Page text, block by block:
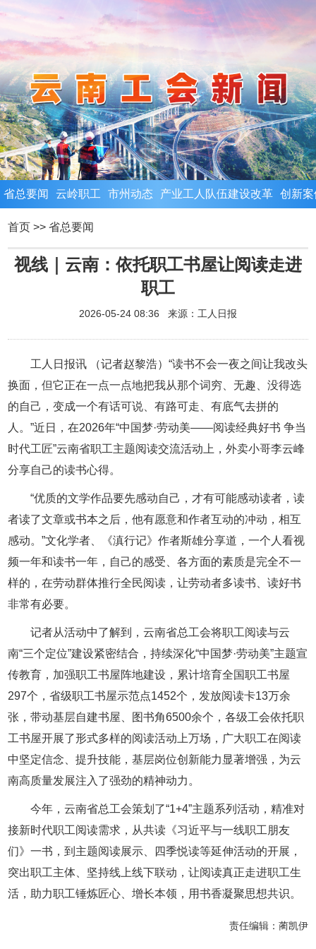
省总要闻 云岭职工 市州动态 产业工人队伍建设改革 创新案
首页 >>省总要闻
视线｜云南：依托职工书屋让阅读走进
职工
2026-05-24 08:36 来源： 工人日报
工人日报讯 （记者赵黎浩）“读书不会一夜之间让我改头
换面，但它正在一点一点地把我从那个词穷、无趣、没得选
的自己，变成一个有话可说、有路可走、有底气去拼的
人。”近日，在2026年“中国梦·劳动美——阅读经典好书 争当
时代工匠”云南省职工主题阅读交流活动上，外卖小哥李云峰
分享自己的读书心得。
“优质的文学作品要先感动自己，才有可能感动读者，读
者读了文章或书本之后，他有愿意和作者互动的冲动，相互
感动。”文化学者、《滇行记》作者斯雄分享道，一个人看视
频一年和读书一年，自己的感受、各方面的素质是完全不一
样的，在劳动群体推行全民阅读，让劳动者多读书、读好书
非常有必要。
记者从活动中了解到，云南省总工会将职工阅读与云
南“三个定位”建设紧密结合，持续深化“中国梦·劳动美”主题宣
传教育，加强职工书屋阵地建设，累计培育全国职工书屋
297个，省级职工书屋示范点1452个，发放阅读卡13万余
张，带动基层自建书屋、图书角6500余个，各级工会依托职
工书屋开展了形式多样的阅读活动上万场，广大职工在阅读
中坚定信念、提升技能，基层岗位创新能力显著增强，为云
南高质量发展注入了强劲的精神动力。
今年，云南省总工会策划了“1+4”主题系列活动，精准对
接新时代职工阅读需求，从共读《习近平与一线职工朋友
们》一书，到主题阅读展示、四季悦读等延伸活动的开展，
突出职工主体、坚持线上线下联动，让阅读真正走进职工生
活，助力职工锤炼匠心、增长本领，用书香凝聚思想共识。
责任编辑： 蔺凯伊